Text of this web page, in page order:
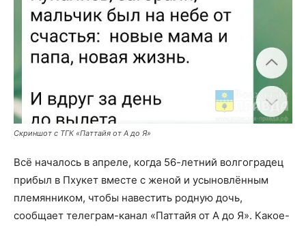
Скриншот с ТГК «Паттайя от А до Я»
Всё началось в апреле, когда 56-летний волгоградец
прибыл в Пхукет вместе с женой и усыновлённым
племянником, чтобы навестить родную дочь,
сообщает телеграм-канал «Паттайя от А до Я». Какое-